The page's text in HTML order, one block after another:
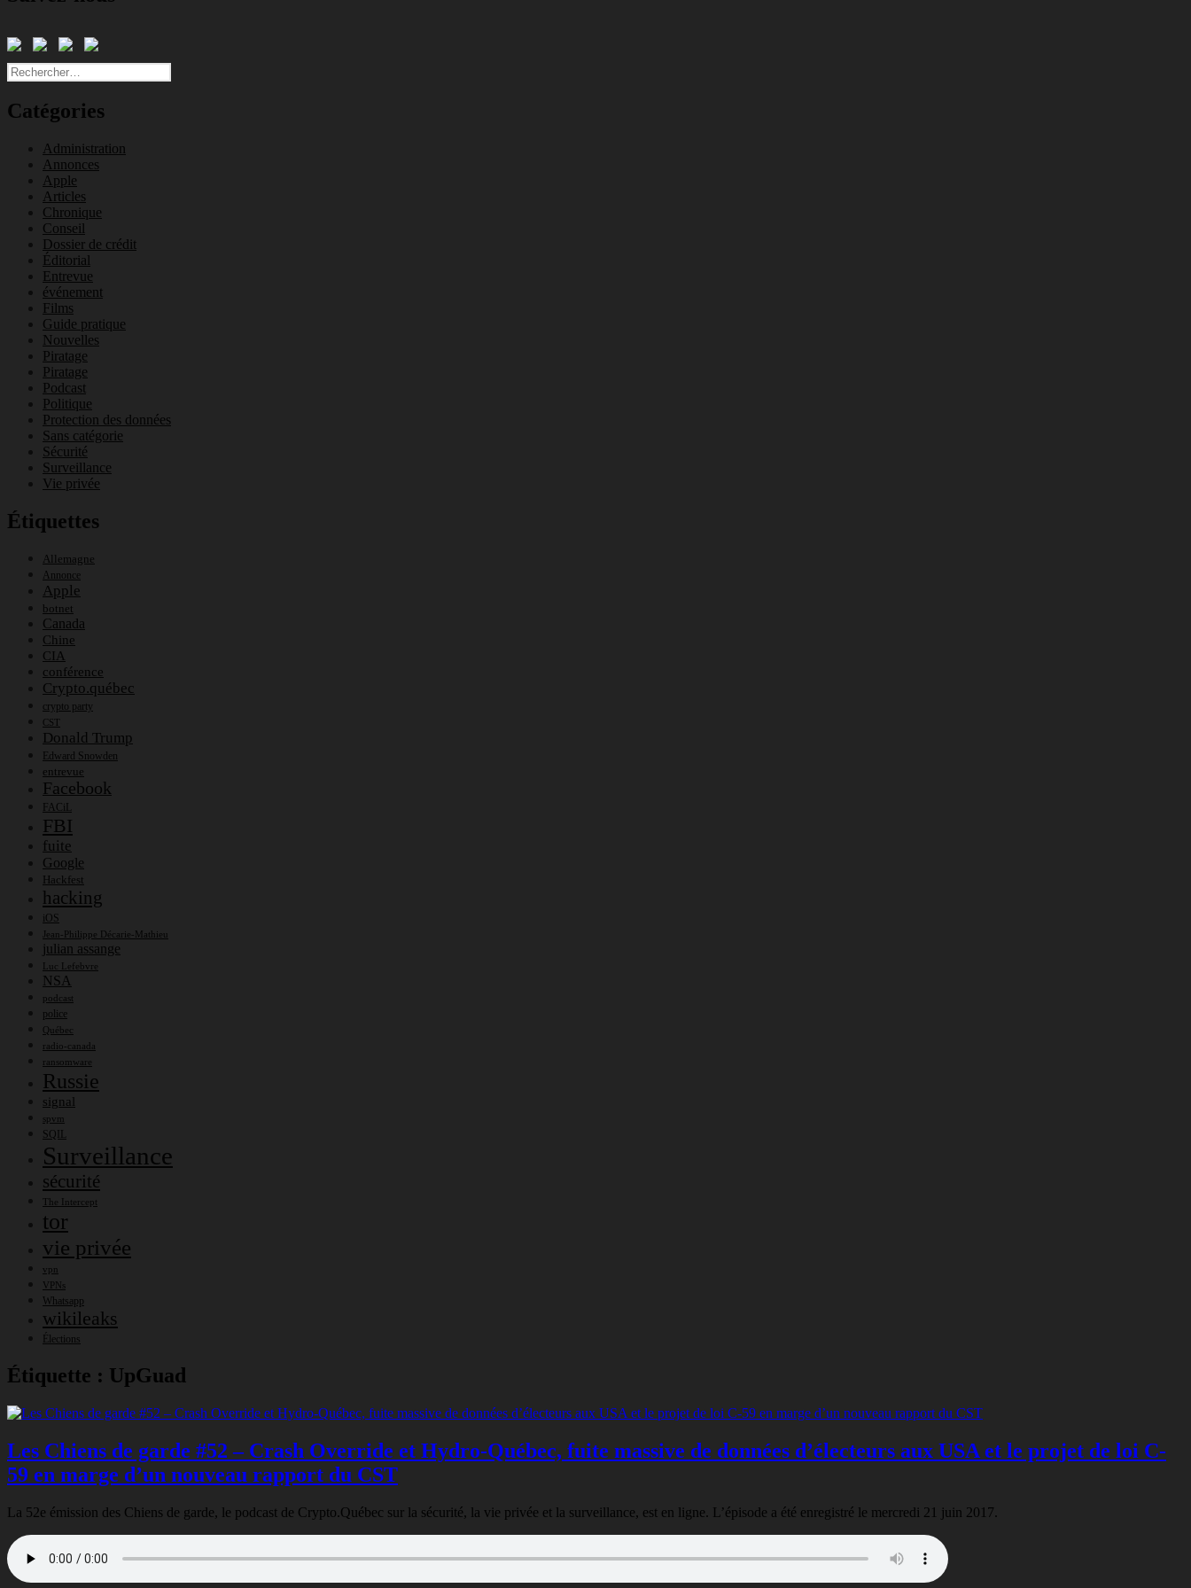
Rechercher :
Catégories
Administration
Annonces
Apple
Articles
Chronique
Conseil
Dossier de crédit
Éditorial
Entrevue
événement
Films
Guide pratique
Nouvelles
Piratage
Piratage
Podcast
Politique
Protection des données
Sans catégorie
Sécurité
Surveillance
Vie privée
Étiquettes
Allemagne
Annonce
Apple
botnet
Canada
Chine
CIA
conférence
Crypto.québec
crypto party
CST
Donald Trump
Edward Snowden
entrevue
Facebook
FACiL
FBI
fuite
Google
Hackfest
hacking
iOS
Jean-Philippe Décarie-Mathieu
julian assange
Luc Lefebvre
NSA
podcast
police
Québec
radio-canada
ransomware
Russie
signal
spvm
SQIL
Surveillance
sécurité
The Intercept
tor
vie privée
vpn
VPNs
Whatsapp
wikileaks
Élections
Étiquette : UpGuad
Les Chiens de garde #52 – Crash Override et Hydro-Québec, fuite massive de données d’électeurs aux USA et le projet de loi C-
59 en marge d’un nouveau rapport du CST
La 52e émission des Chiens de garde, le podcast de Crypto.Québec sur la sécurité, la vie privée et la surveillance, est en ligne. L’épisode a été enregistré le mercredi 21 juin 2017.